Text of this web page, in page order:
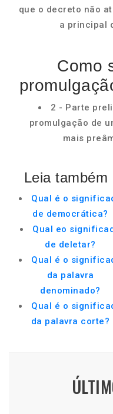
que o decreto não
a principal
Como
2 - Parte
promulgação de
mais
Leia também
Qual é o
de democrática?
Qual eo
de deletar?
Qual é o
da palavra
denominado?
Qual é o
da palavra corte?